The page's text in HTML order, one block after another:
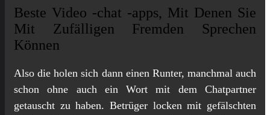
Beste Video -chat -apps, Mit Denen Sie
Mit Zufälligen Fremden Sprechen
Können
Also die holen sich dann einen Runter, manchmal auch
schon ohne auch ein Wort mit dem Chatpartner
getauscht zu haben. Betrüger locken mit gefälschten